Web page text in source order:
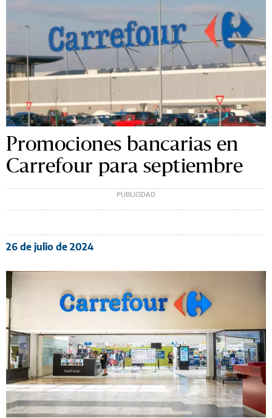
Promociones bancarias en
Carrefour para septiembre
26 de julio de 2024